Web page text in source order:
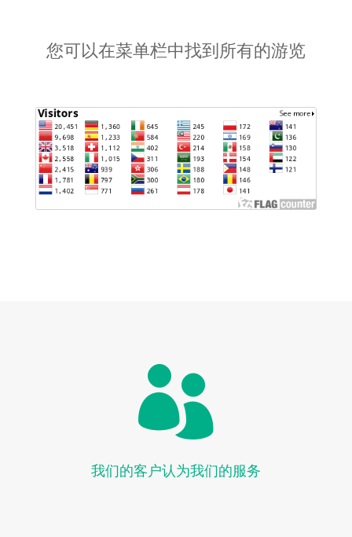
您可以在菜单栏中找到所有的游览

我们的客户认为我们的服务